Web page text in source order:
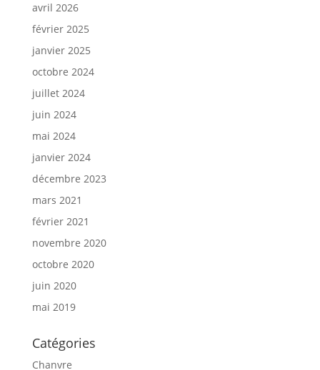
avril 2026
février 2025
janvier 2025
octobre 2024
juillet 2024
juin 2024
mai 2024
janvier 2024
décembre 2023
mars 2021
février 2021
novembre 2020
octobre 2020
juin 2020
mai 2019
Catégories
Chanvre